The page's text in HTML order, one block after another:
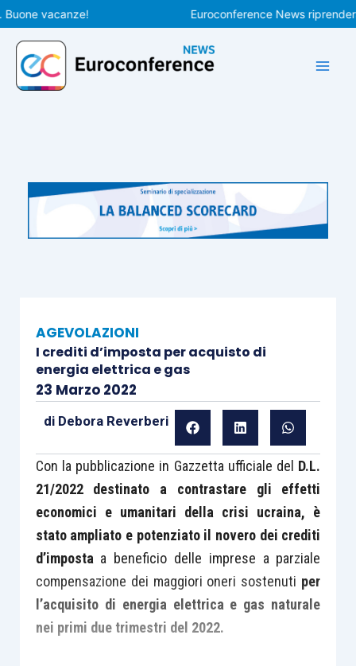
Vai
al
contenuto
vacanze! Euroconference News riprenderà
AGEVOLAZIONI
I crediti d’imposta per acquisto di
energia elettrica e gas
23 Marzo 2022
di Debora Reverberi
Con la pubblicazione in Gazzetta ufficiale del D.L.
21/2022 destinato a contrastare gli effetti
economici e umanitari della crisi ucraina, è
stato ampliato e potenziato il novero dei crediti
d’imposta a beneficio delle imprese a parziale
compensazione dei maggiori oneri sostenuti per
l’acquisito di energia elettrica e gas naturale
nei primi due trimestri del 2022.